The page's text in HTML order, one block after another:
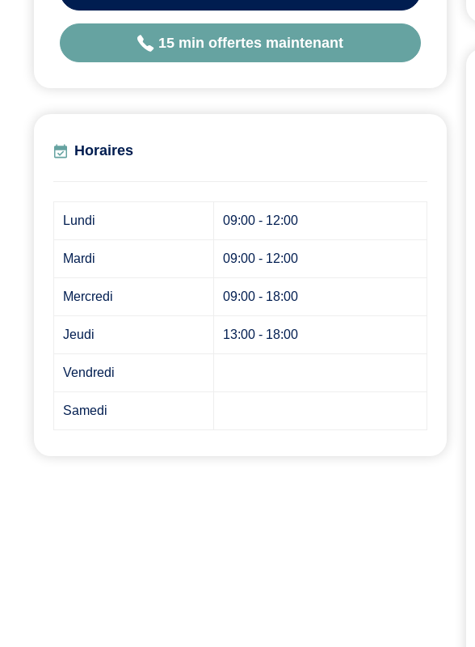
15 min offertes maintenant
Horaires
Lundi 09:00 - 12:00
Mardi 09:00 - 12:00
Mercredi 09:00 - 18:00
Jeudi 13:00 - 18:00
Vendredi
Samedi